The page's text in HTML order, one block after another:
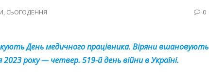
СЬОГОДЕННЯ 0
День медичного працівника. Віряни вшановують
року — четвер. 519-й день війни в Україні.